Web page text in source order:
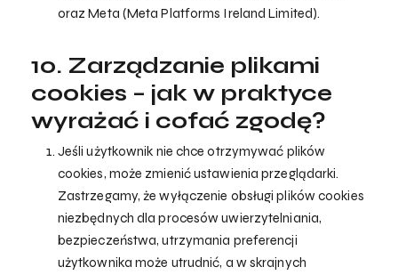
oraz Meta (Meta Platforms Ireland Limited).
10. Zarządzanie plikami
cookies – jak w praktyce
wyrażać i cofać zgodę?
Jeśli użytkownik nie chce otrzymywać plików
cookies, może zmienić ustawienia przeglądarki.
Zastrzegamy, że wyłączenie obsługi plików cookies
niezbędnych dla procesów uwierzytelniania,
bezpieczeństwa, utrzymania preferencji
użytkownika może utrudnić, a w skrajnych